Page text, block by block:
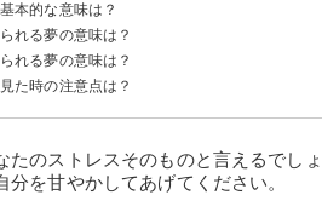
本的な意味は？
れる夢の意味は？
【警告夢】
告夢】
警告夢】
夢】
・警告夢】
夢】
夢】
夢】
る夢【吉夢】
【吉夢】
警告夢】
夢】
】
】
警告夢】
【吉夢】
警告夢】
吉夢】
】
夢】れる夢の意味は？
【凶夢】
【吉夢】
夢【警告夢】
夢【警告夢】
夢【警告夢】
【吉夢】
夢【警告夢】
る夢【凶夢】
夢【警告夢】
る夢【吉夢】
た時の注意点は？
たのストレスそのものと言えるでし
を甘やかしてあげてください。